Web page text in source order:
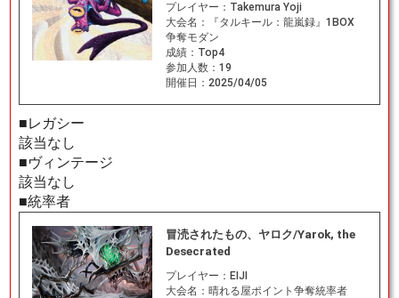
プレイヤー： Takemura Yoji
大会名：
『タルキール：龍嵐録』1BOX
争奪モダン
成績： Top4
参加人数： 19
開催日： 2025/04/05
■レガシー
該当なし
■ヴィンテージ
該当なし
■統率者
冒涜されたもの、ヤロク/Yarok, the
Desecrated
プレイヤー： EIJI
大会名： 晴れる屋ポイント争奪統率者